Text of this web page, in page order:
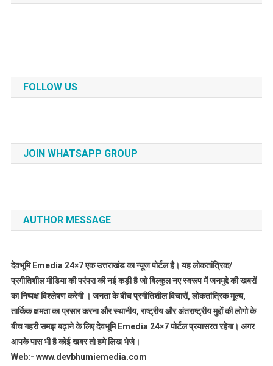
FOLLOW US
JOIN WHATSAPP GROUP
AUTHOR MESSAGE
देवभूमि Emedia 24×7 एक उत्तराखंड का न्यूज पोर्टल है। यह लोकतांत्रिक/
प्रगीतिशील मीडिया की परंपरा की नई कड़ी है जो बिल्कुल नए स्वरूप में जनमुद्दे की खबरों
का निष्पक्ष विश्लेषण करेगी । जनता के बीच प्रगीतिशील विचारों, लोकतांत्रिक मूल्य,
तार्किक क्षमता का प्रसार करना और स्थानीय, राष्ट्रीय और अंतराष्ट्रीय मुद्दों की लोगो के
बीच गहरी समझ बढ़ाने के लिए देवभूमि Emedia 24×7 पोर्टल प्रयासरत रहेगा। अगर
आपके पास भी है कोई खबर तो हमे लिख भेजे।
Web:- www.devbhumiemedia.com